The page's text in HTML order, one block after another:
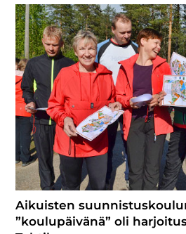
Aikuisten
”koulupäivänä” oli